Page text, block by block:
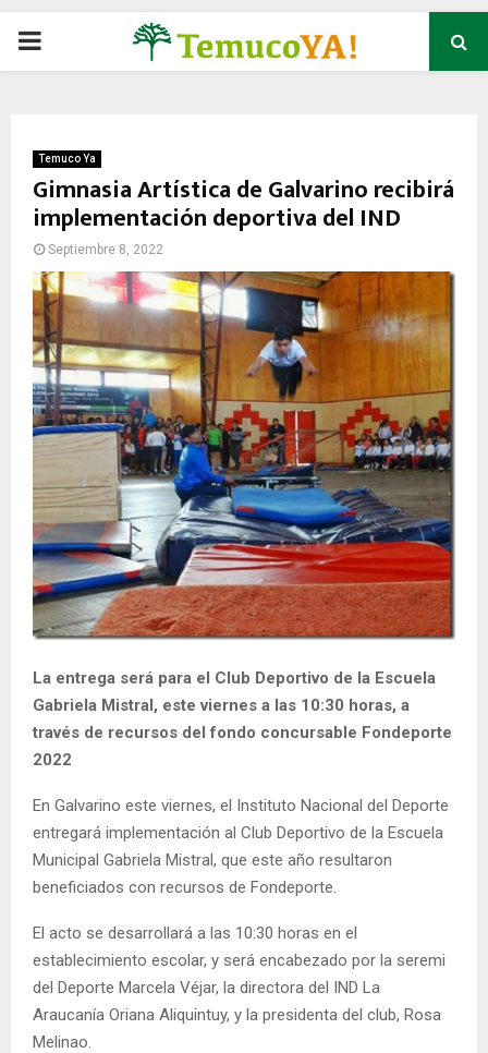
P
M
A
R
Y
M
E
N
U
Temuco Ya
Gimnasia Artística de Galvarino recibirá
implementación deportiva del IND
Septiembre 8, 2022
La entrega será para el Club Deportivo de la Escuela
Gabriela Mistral, este viernes a las 10:30 horas, a
través de recursos del fondo concursable Fondeporte
2022
En Galvarino este viernes, el Instituto Nacional del Deporte
entregará implementación al Club Deportivo de la Escuela
Municipal Gabriela Mistral, que este año resultaron
beneficiados con recursos de Fondeporte.
El acto se desarrollará a las 10:30 horas en el
establecimiento escolar, y será encabezado por la seremi
del Deporte Marcela Véjar, la directora del IND La
Araucanía Oriana Aliquintuy, y la presidenta del club, Rosa
Melinao.